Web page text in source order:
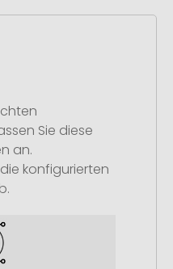
Sie diese
an.
konfigurierten